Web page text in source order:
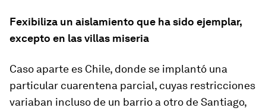
Fexibiliza un aislamiento que ha sido ejemplar,
excepto en las villas miseria
Caso aparte es Chile, donde se implantó una
particular cuarentena parcial, cuyas restricciones
variaban incluso de un barrio a otro de Santiago,